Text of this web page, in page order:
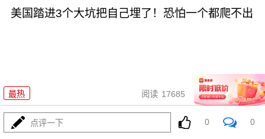
美国踏进3个大坑把自己埋了！恐怕一个都爬不出
最热 阅读 17685 08-03
政治自杀！菲律宾防长，你这是在给菲律宾掘墓！
点评一下 0 0